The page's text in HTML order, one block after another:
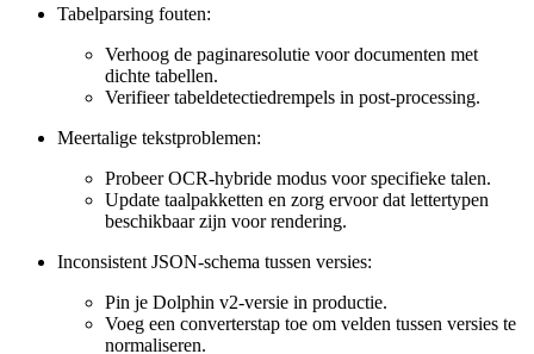
Tabelparsing fouten:
Verhoog de paginaresolutie voor documenten met
dichte tabellen.
Verifieer tabeldetectiedrempels in post-processing.
Meertalige tekstproblemen:
Probeer OCR-hybride modus voor specifieke talen.
Update taalpakketten en zorg ervoor dat lettertypen
beschikbaar zijn voor rendering.
Inconsistent JSON-schema tussen versies:
Pin je Dolphin v2-versie in productie.
Voeg een converterstap toe om velden tussen versies te
normaliseren.